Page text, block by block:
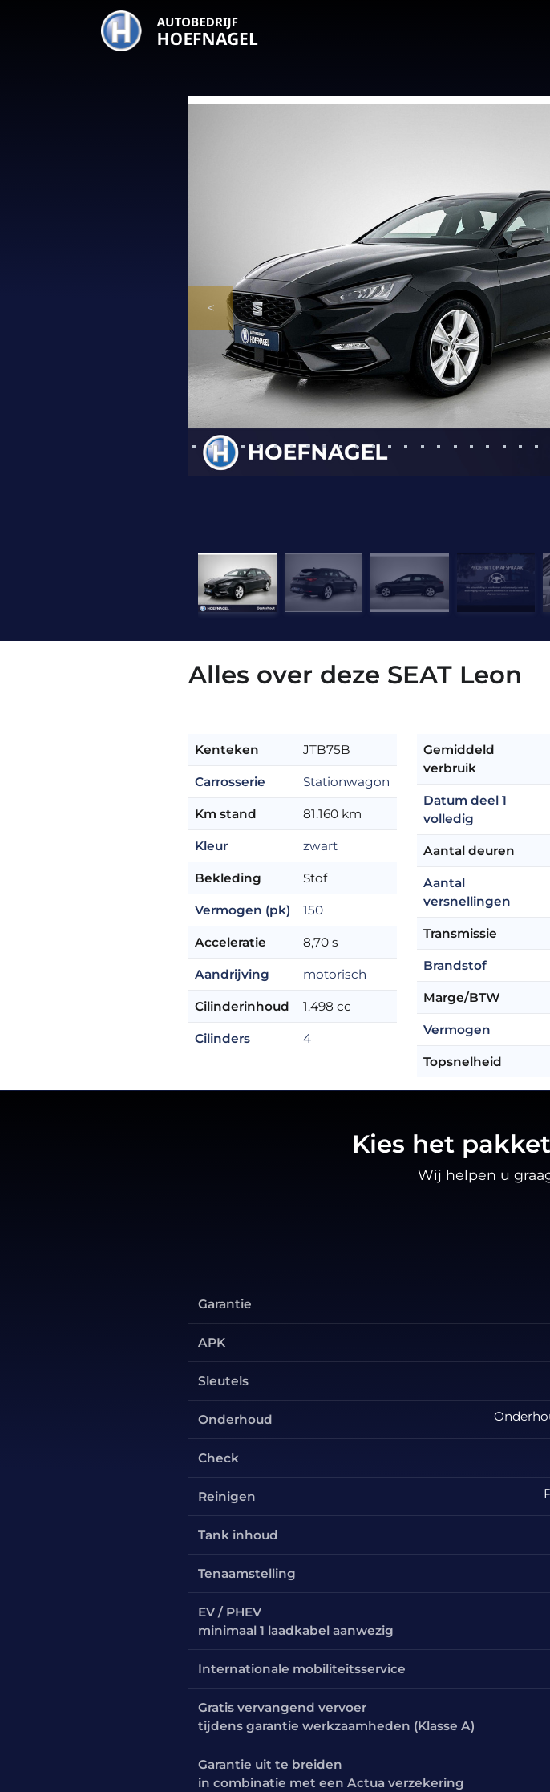
Alles over deze SEAT Leon
Kenteken JTB75B
Carrosserie Stationwagon
Km stand 81.160 km
Kleur zwart
Bekleding Stof
Vermogen (pk) 150
Acceleratie 8,70 s
Aandrijving motorisch
Cilinderinhoud 1.498 cc
Cilinders 4
Gemiddeld
verbruik
Datum deel 1
volledig
Aantal deuren
Aantal
versnellingen
Transmissie
Brandstof
Marge/BTW
Vermogen
Topsnelheid
Kies het
Wij helpen u
Garantie
APK
Sleutels
Onderhoud
Check
Reinigen
Tank inhoud
Tenaamstelling
EV / PHEV
minimaal 1 laadkabel aanwezig
Internationale mobiliteitsservice
Gratis vervangend vervoer
tijdens garantie werkzaamheden (Klasse A)
Garantie uit te breiden
in combinatie met een Actua verzekering